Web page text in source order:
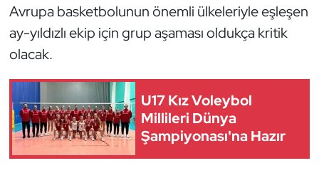
Avrupa basketbolunun önemli ülkeleriyle eşleşen
ay-yıldızlı ekip için grup aşaması oldukça kritik
olacak.
U17 Kız Voleybol
Millileri Dünya
Şampiyonası'na Hazır
Masa Tenisi
Modern Pentatlon
Motor Sporları
Muay Thai
Okçuluk